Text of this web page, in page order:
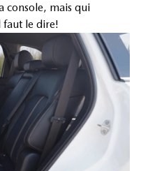
console, mais qui
le dire!